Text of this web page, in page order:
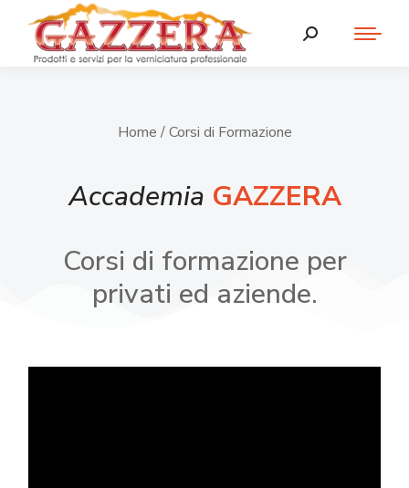
Home / Corsi di Formazione
Accademia GAZZERA
Corsi di formazione per
privati ed aziende.